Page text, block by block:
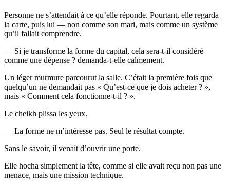
Personne ne s’attendait à ce qu’elle réponde. Pourtant, elle regarda
la carte, puis lui — non comme son mari, mais comme un système
qu’il fallait comprendre.
— Si je transforme la forme du capital, cela sera-t-il considéré
comme une dépense ? demanda-t-elle calmement.
Un léger murmure parcourut la salle. C’était la première fois que
quelqu’un ne demandait pas « Qu’est-ce que je dois acheter ? »,
mais « Comment cela fonctionne-t-il ? ».
Le cheikh plissa les yeux.
— La forme ne m’intéresse pas. Seul le résultat compte.
Sans le savoir, il venait d’ouvrir une porte.
Elle hocha simplement la tête, comme si elle avait reçu non pas une
menace, mais une mission technique.